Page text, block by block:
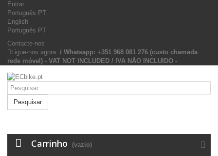
Entrar
Português PT
English
Português PT
Contacte-nos
Ligue-nos agora: / Whatsapp: +351 968 081 276 (custo chamada
rede móvel) - VAT NOT INCLUDED / IVA NÃO INCLUIDO -
Pesquisar
Carrinho (vazio)